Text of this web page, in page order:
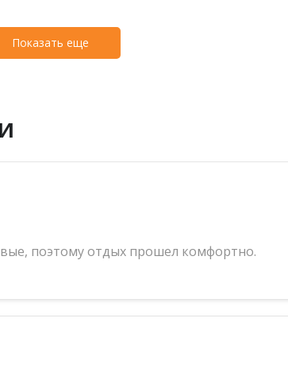
Показать еще
поэтому отдых прошел комфортно.